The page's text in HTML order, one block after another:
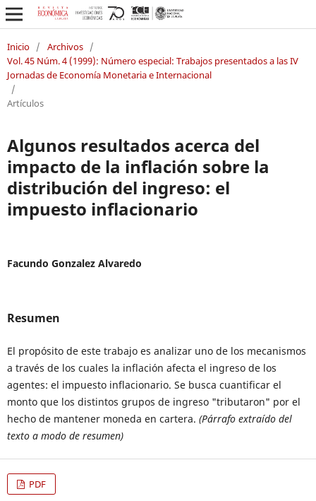
Inicio / Archivos /
Vol. 45 Núm. 4 (1999): Número especial: Trabajos presentados a las IV
Jornadas de Economía Monetaria e Internacional
/
Artículos
Algunos resultados acerca del
impacto de la inflación sobre la
distribución del ingreso: el
impuesto inflacionario
Facundo Gonzalez Alvaredo
Resumen
El propósito de este trabajo es analizar uno de los mecanismos
a través de los cuales la inflación afecta el ingreso de los
agentes: el impuesto inflacionario. Se busca cuantificar el
monto que los distintos grupos de ingreso "tributaron" por el
hecho de mantener moneda en cartera. (Párrafo extraído del
texto a modo de resumen)
PDF